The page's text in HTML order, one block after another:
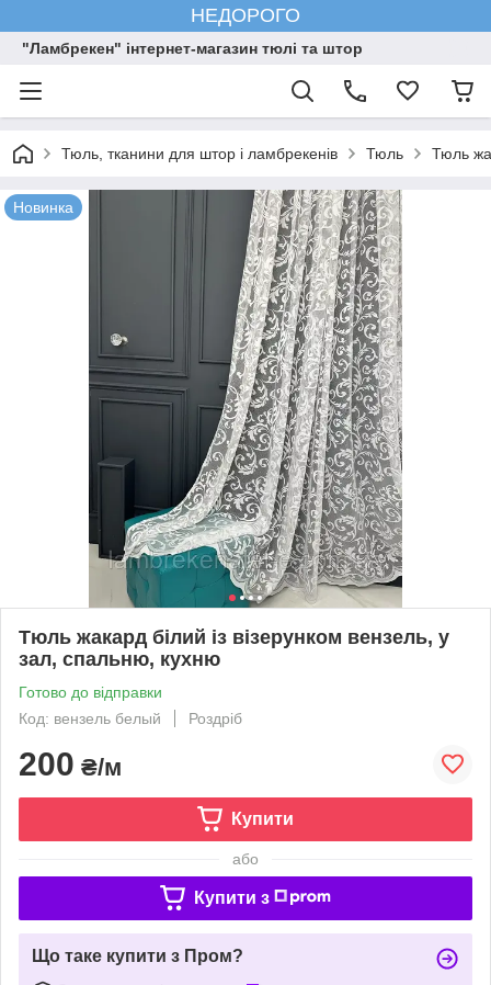
НЕДОРОГО
"Ламбрекен" інтернет-магазин тюлі та штор
Тюль, тканини для штор і ламбрекенів Тюль Тюль
Новинка
Тюль жакард білий із візерунком вензель, у
зал, спальню, кухню
Готово до відправки
Код: вензель белый
Роздріб
200 ₴/м
Купити
або
Купити з
Що таке купити з Пром?